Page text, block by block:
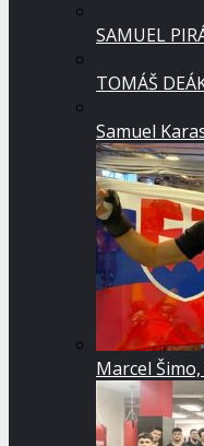
SAMUEL
TOMÁŠ
Samuel
Marcel